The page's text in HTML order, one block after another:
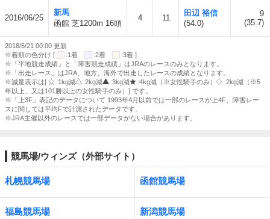
2016/06/25
新馬
函館 芝1200m 16頭
4 11
田辺 裕信
(54.0)
9
(35.7)
2018/5/21 00:00 更新
※着順の色分け [
:1着 :2着
:3着 ]
※「平地競走成績」と「障害競走成績」はJRAのレースのみとなります。
※「出走レース」はJRA、地方、海外で出走したレースの成績となります。
※減量表示は[
:1kg減 :2kg減 :3kg減 :4kg減（※女性騎手のみ）
:2kg減（※5
年以上、又は101勝以上の女性騎手のみ）] です。
※「上3F」表記のデータについて 1993年4月以前では一部のレースが上4F、障害レー
スに関しては平均Fで計測されたデータです。
※JRA主催以外のレースでは一部データがない場合があります。
競馬場/ウィンズ（外部サイト）
札幌競馬場 函館競馬場
福島競馬場 新潟競馬場